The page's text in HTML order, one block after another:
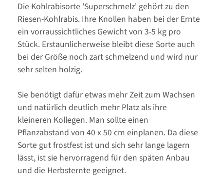
Die Kohlrabisorte 'Superschmelz' gehört zu den
Riesen-Kohlrabis. Ihre Knollen haben bei der Ernte
ein vorraussichtliches Gewicht von 3-5 kg pro
Stück. Erstaunlicherweise bleibt diese Sorte auch
bei der Größe noch zart schmelzend und wird nur
sehr selten holzig.
Sie benötigt dafür etwas mehr Zeit zum Wachsen
und natürlich deutlich mehr Platz als ihre
kleineren Kollegen. Man sollte einen
Pflanzabstand von 40 x 50 cm einplanen. Da diese
Sorte gut frostfest ist und sich sehr lange lagern
lässt, ist sie hervorragend für den späten Anbau
und die Herbsternte geeignet.